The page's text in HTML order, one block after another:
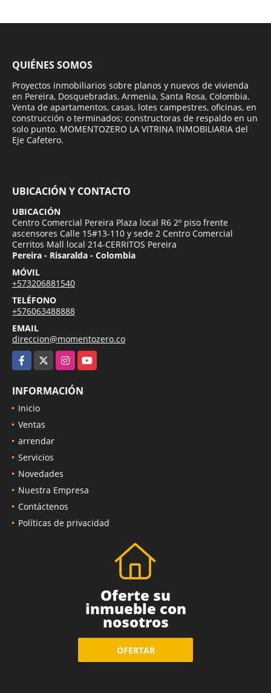
QUIÉNES SOMOS
Proyectos inmobiliarios sobre planos y nuevos de vivienda
en Pereira, Dosquebradas, Armenia, Santa Rosa, Colombia.
Venta de apartamentos, casas, lotes campestres, oficinas, en
construcción o terminados; constructoras de respaldo en un
solo punto. MOMENTOZERO LA VITRINA INMOBILIARIA del
Eje Cafetero.
UBICACIÓN Y CONTACTO
UBICACIÓN
Centro Comercial Pereira Plaza local R6 2º piso frente
ascensores Calle 15#13-110 y sede 2 Centro Comercial
Cerritos Mall local 214-CERRITOS Pereira
Pereira - Risaralda - Colombia
MÓVIL
+573206881540
TELÉFONO
+576063488888
EMAIL
direccion@momentozero.co
Facebook
InstagramYouTube
INFORMACIÓN
Inicio
Ventas
arrendar
Servicios
Novedades
Nuestra Empresa
Contáctenos
Políticas de privacidad
Oferte su
inmueble con
nosotros
OFERTAR